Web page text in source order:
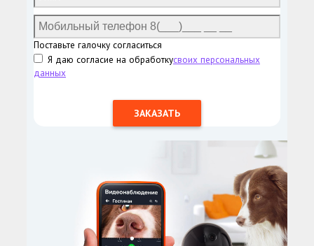
Поставьте галочку согласиться
Я даю согласие на обработкусвоих персональных
данных